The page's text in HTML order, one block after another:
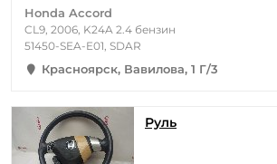
Honda Accord
CL9, 2006, K24A 2.4 бензин
51450-SEA-E01, SDAR
Красноярск, Вавилова, 1 Г/3
Руль